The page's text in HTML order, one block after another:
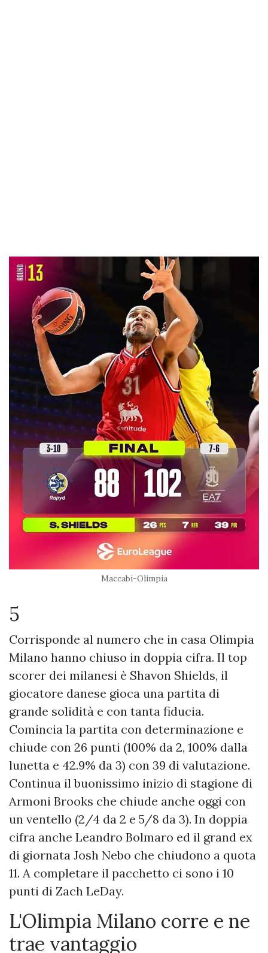
Maccabi-Olimpia
5
Corrisponde al numero che in casa Olimpia
Milano hanno chiuso in doppia cifra. Il top
scorer dei milanesi è Shavon Shields, il
giocatore danese gioca una partita di
grande solidità e con tanta fiducia.
Comincia la partita con determinazione e
chiude con 26 punti (100% da 2, 100% dalla
lunetta e 42.9% da 3) con 39 di valutazione.
Continua il buonissimo inizio di stagione di
Armoni Brooks che chiude anche oggi con
un ventello (2/4 da 2 e 5/8 da 3). In doppia
cifra anche Leandro Bolmaro ed il grand ex
di giornata Josh Nebo che chiudono a quota
11. A completare il pacchetto ci sono i 10
punti di Zach LeDay.
L'Olimpia Milano corre e ne
trae vantaggio